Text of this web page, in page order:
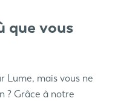
que vous
Lume, mais vous ne
? Grâce à notre